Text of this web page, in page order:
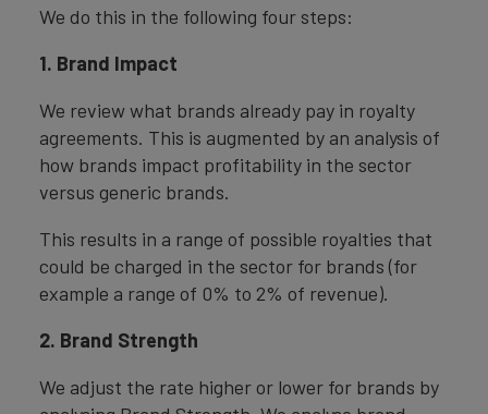
We do this in the following four steps:
1. Brand Impact
We review what brands already pay in royalty
agreements. This is augmented by an analysis of
how brands impact profitability in the sector
versus generic brands.
This results in a range of possible royalties that
could be charged in the sector for brands (for
example a range of 0% to 2% of revenue).
2. Brand Strength
We adjust the rate higher or lower for brands by